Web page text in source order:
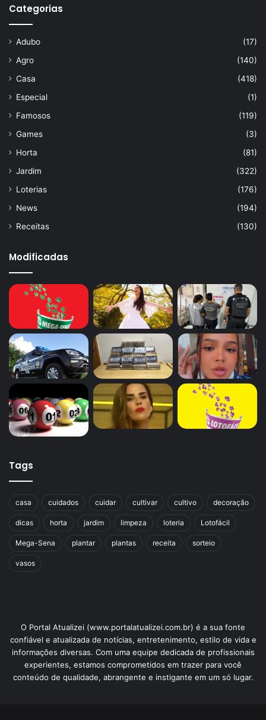
Categorias
Adubo
(17)
Agro
(140)
Casa
(418)
Especial
(1)
Famosos
(119)
Games
(3)
Horta
(81)
Jardim
(322)
Loterias
(176)
News
(194)
Receitas
(130)
Modificadas
Tags
casa cuidados cuidar cultivar cultivo decoração
dicas horta jardim limpeza loteria Lotofácil
Mega-Sena plantar plantas receita sorteio
vasos
O Portal Atualizei (www.portalatualizei.com.br) é a sua fonte
confiável e atualizada de notícias, entretenimento, estilo de vida e
informações diversas. Com uma equipe dedicada de profissionais
experientes, estamos comprometidos em trazer para você
conteúdo de qualidade, abrangente e instigante em um só lugar.